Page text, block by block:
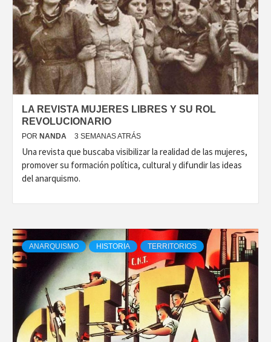
LA REVISTA MUJERES LIBRES Y SU ROL
REVOLUCIONARIO
POR NANDA 3 SEMANAS ATRÁS
Una revista que buscaba visibilizar la realidad de las mujeres,
promover su formación política, cultural y difundir las ideas
del anarquismo.
ANARQUISMO HISTORIA TERRITORIOS